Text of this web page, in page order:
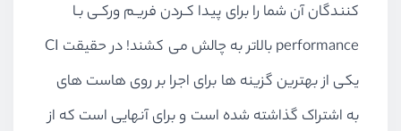
کنندگان آن شما را برای پیدا کـردن فریـم ورکـی بـا
performance بالاتر به چالش می کشند! در حقیقت CI
یکی از بهترین گزینه ها برای اجرا بر روی هاست های
به اشتراک گذاشته شده است و برای آنهایی است که از